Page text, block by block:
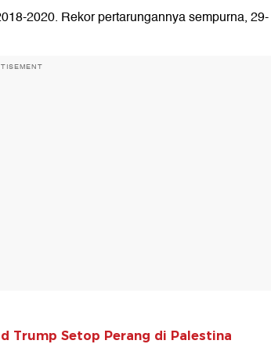
2020. Rekor pertarungannya sempurna, 29-
Trump Setop Perang di Palestina